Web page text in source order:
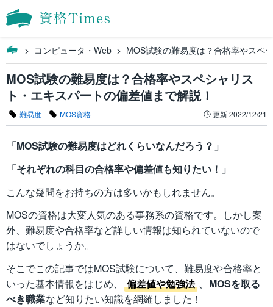
コンピュータ・Web MOS試験の難易度は？合格率やスペ
MOS試験の難易度は？合格率やスペシャリス
ト・エキスパートの偏差値まで解説！
難易度 MOS資格 更新2022/12/21
「MOS試験の難易度はどれくらいなんだろう？」
「それぞれの科目の合格率や偏差値も知りたい！」
こんな疑問をお持ちの方は多いかもしれません。
MOSの資格は大変人気のある事務系の資格です。しかし案
外、難易度や合格率など詳しい情報は知られていないので
はないでしょうか。
そこでこの記事ではMOS試験について、難易度や合格率と
いった基本情報をはじめ、
偏差値や勉強法 、 MOSを取る
べき職業など知りたい知識を網羅しました！